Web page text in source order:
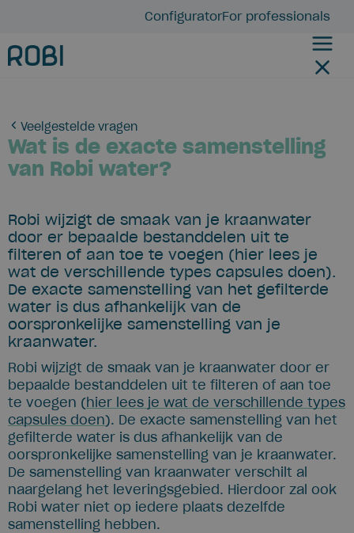
ConfiguratorFor professionals
Veelgestelde vragen
Wat is de exacte samenstelling
van Robi water?
Robi wijzigt de smaak van je kraanwater
door er bepaalde bestanddelen uit te
filteren of aan toe te voegen (hier lees je
wat de verschillende types capsules doen).
De exacte samenstelling van het gefilterde
water is dus afhankelijk van de
oorspronkelijke samenstelling van je
kraanwater.
Robi wijzigt de smaak van je kraanwater door er
bepaalde bestanddelen uit te filteren of aan toe
te voegen (hier lees je wat de verschillende types
capsules doen). De exacte samenstelling van het
gefilterde water is dus afhankelijk van de
oorspronkelijke samenstelling van je kraanwater.
De samenstelling van kraanwater verschilt al
naargelang het leveringsgebied. Hierdoor zal ook
Robi water niet op iedere plaats dezelfde
samenstelling hebben.